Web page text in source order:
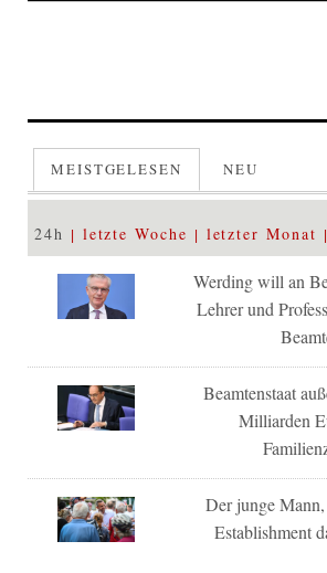
MEISTGELESEN NEU
24h letzte Woche letzter Monat
Werding will an
Lehrer und
Beamtenstaat
Milliarden
Der junge
Establishment